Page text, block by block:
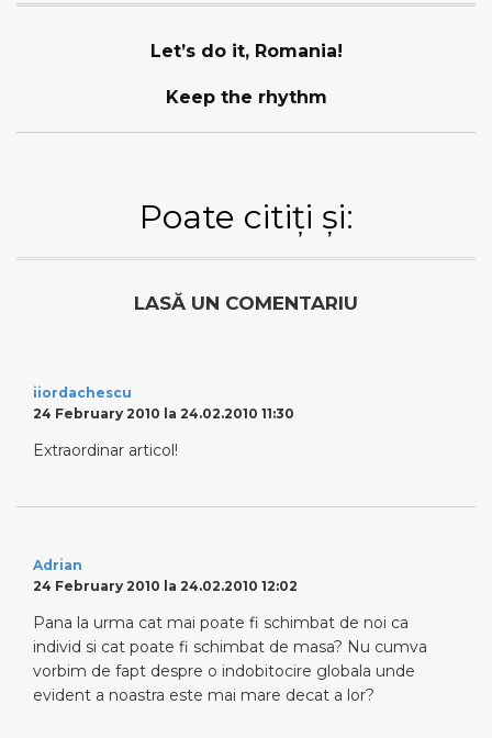
Let’s do it, Romania!
Keep the rhythm
Poate citiți și:
LASĂ UN COMENTARIU
iiordachescu
24 February 2010 la 24.02.2010 11:30
Extraordinar articol!
Adrian
24 February 2010 la 24.02.2010 12:02
Pana la urma cat mai poate fi schimbat de noi ca
individ si cat poate fi schimbat de masa? Nu cumva
vorbim de fapt despre o indobitocire globala unde
evident a noastra este mai mare decat a lor?